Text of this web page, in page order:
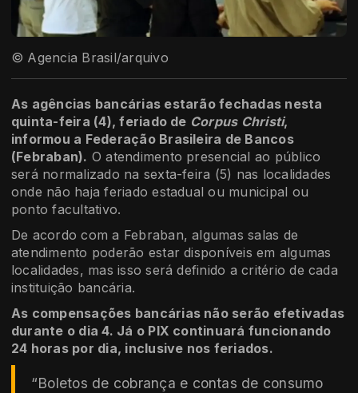
© Agencia Brasil/arquivo
As agências bancárias estarão fechadas nesta
quinta-feira (4), feriado de Corpus Christi,
informou a Federação Brasileira de Bancos
(Febraban). O atendimento presencial ao público
será normalizado na sexta-feira (5) nas localidades
onde não haja feriado estadual ou municipal ou
ponto facultativo.
De acordo com a Febraban, algumas salas de
atendimento poderão estar disponíveis em algumas
localidades, mas isso será definido a critério de cada
instituição bancária.
As compensações bancárias não serão efetivadas
durante o dia 4. Já o PIX continuará funcionando
24 horas por dia, inclusive nos feriados.
“Boletos de cobrança e contas de consumo